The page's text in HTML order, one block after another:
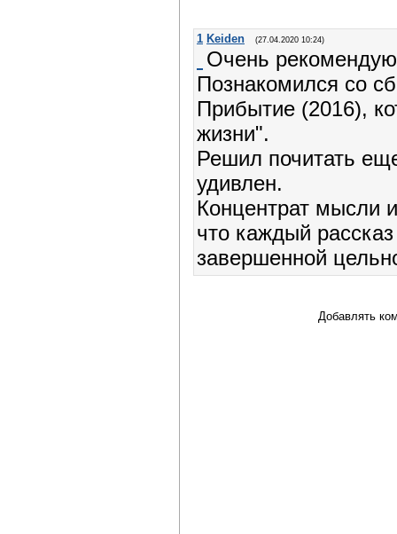
1 Keiden (27.04.2020 10:24)
Очень
Познакомился со
Прибытие (2016),
жизни".
Решил почитать
удивлен.
Концентрат мысли
что каждый
завершенной
Добавлять